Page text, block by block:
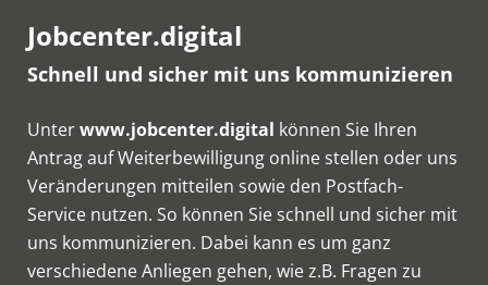
Jobcenter.digital
Schnell und sicher mit uns kommunizieren
Unterwww.jobcenter.digital können Sie Ihren
Antrag auf Weiterbewilligung online stellen oder uns
Veränderungen mitteilen sowie den Postfach-
Service nutzen. So können Sie schnell und sicher mit
uns kommunizieren. Dabei kann es um ganz
verschiedene Anliegen gehen, wie z.B. Fragen zu